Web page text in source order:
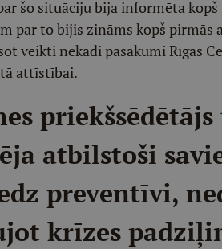
šo situāciju bija informēta kopš
par to bijis zināms kopš pirmās
veikti nekādi pasākumi Rīgas
attīstībai.
atbilstoši
preventīvi,
krīzes